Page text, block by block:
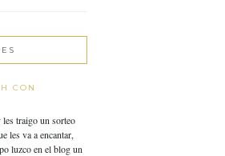
CON
traigo un sorteo
les va a encantar,
luzco en el blog un